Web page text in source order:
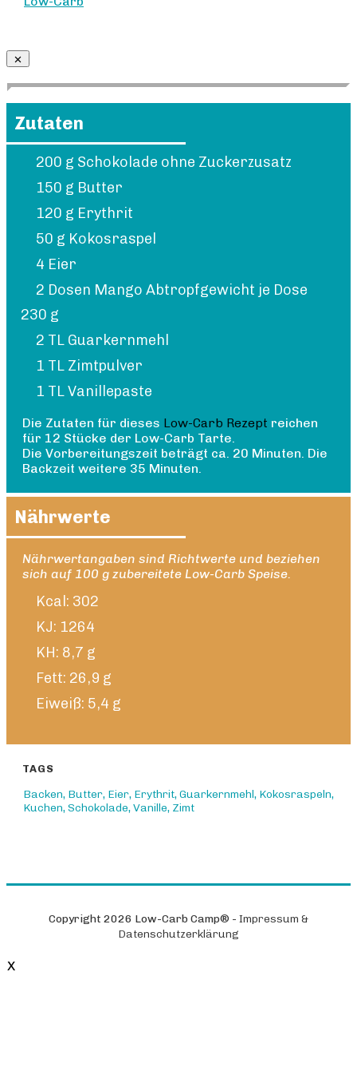
Zutaten
200 g Schokolade ohne Zuckerzusatz
150 g Butter
120 g Erythrit
50 g Kokosraspel
4 Eier
2 Dosen Mango Abtropfgewicht je Dose
230 g
2 TL Guarkernmehl
1 TL Zimtpulver
1 TL Vanillepaste
Die Zutaten für dieses Low-Carb Rezept reichen
für 12 Stücke der Low-Carb Tarte.
Die Vorbereitungszeit beträgt ca. 20 Minuten. Die
Backzeit weitere 35 Minuten.
Nährwerte
Nährwertangaben sind Richtwerte und beziehen
sich auf 100 g zubereitete Low-Carb Speise.
Kcal: 302
KJ: 1264
KH: 8,7 g
Fett: 26,9 g
Eiweiß: 5,4 g
TAGS
Backen, Butter, Eier, Erythrit,Guarkernmehl, Kokosraspeln,
Kuchen,Schokolade,Vanille, Zimt
Copyright 2026 Low-Carb Camp® - Impressum &
Datenschutzerklärung
X